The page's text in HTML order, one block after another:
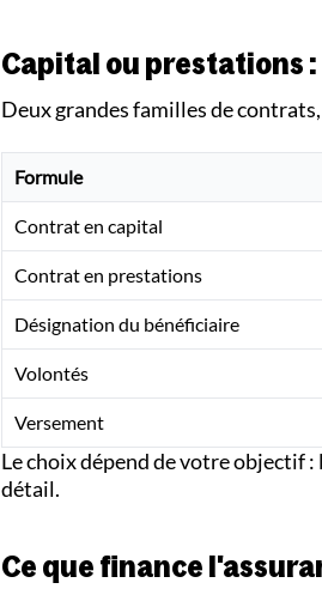
Capital ou prestations
Deux grandes familles de
Formule
Contrat en capital
Contrat en prestations
Désignation du bénéficiaire
Volontés
Versement
Le choix dépend de votre objectif :
détail.
Ce que finance